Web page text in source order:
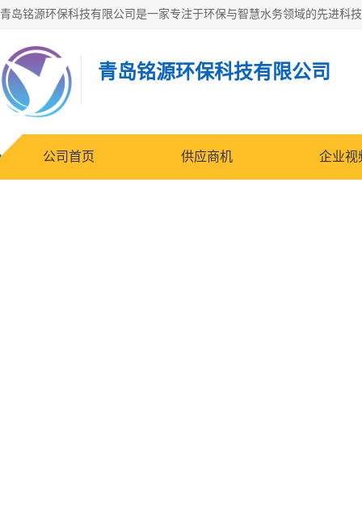
青岛铭源环保科技有限公司
公司首页 供应商机 企业视